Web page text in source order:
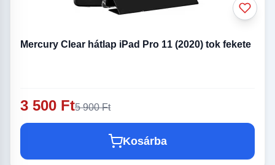
Mercury Clear hátlap iPad Pro 11 (2020) tok fekete
3 500 Ft5 900 Ft
Kosárba